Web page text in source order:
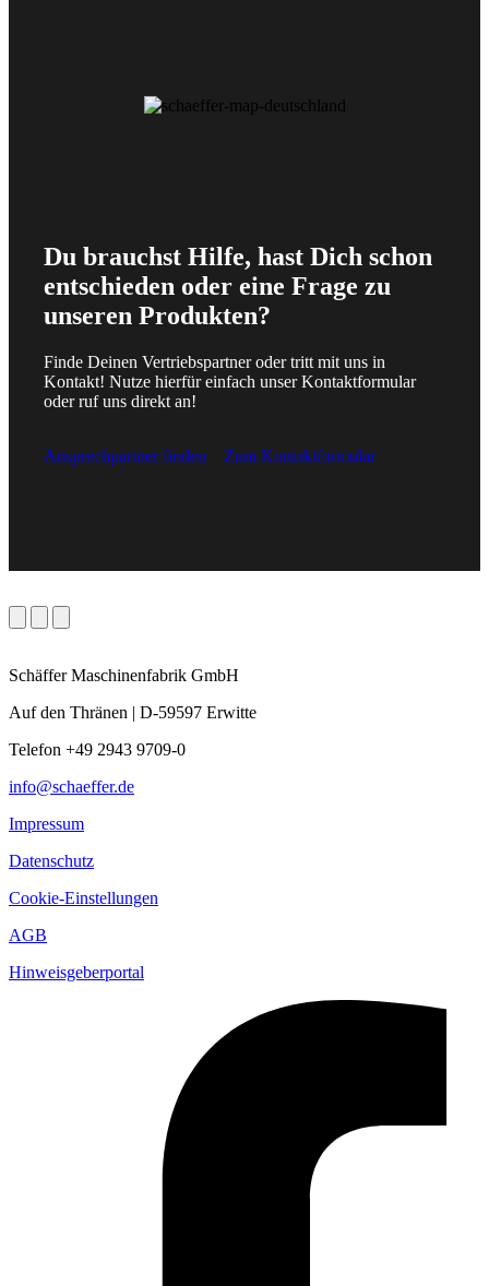
Du brauchst Hilfe, hast Dich schon
entschieden oder eine Frage zu
unseren Produkten?
Finde Deinen Vertriebspartner oder tritt mit uns in
Kontakt! Nutze hierfür einfach unser Kontaktformular
oder ruf uns direkt an!
Ansprechpartner finden Zum Kontaktformular
Schäffer Maschinenfabrik GmbH
Auf den Thränen | D-59597 Erwitte
Telefon +49 2943 9709-0
info@schaeffer.de
Impressum
Datenschutz
Cookie-Einstellungen
AGB
Hinweisgeberportal